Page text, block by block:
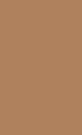
de contrôle
d'identité nationale